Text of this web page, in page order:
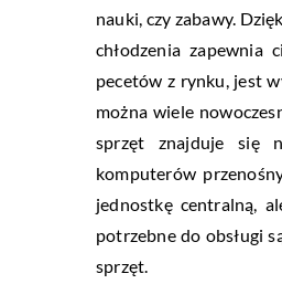
nauki, czy zabawy.
chłodzenia zapewnia
pecetów z rynku, jest
można wiele
sprzęt znajduje się
komputerów
jednostkę centralną,
potrzebne do obsługi
sprzęt.